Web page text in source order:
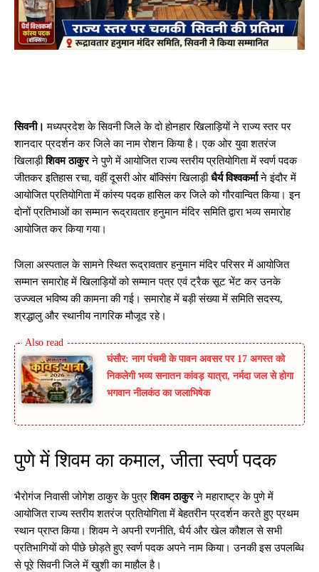
सिवनी। मध्यप्रदेश के सिवनी जिले के दो होनहार खिलाड़ियों ने राज्य स्तर पर
शानदार प्रदर्शन कर जिले का नाम रोशन किया है। एक ओर युवा शतरंज
खिलाड़ीशिवम ठाकुरने पुणे में आयोजित राज्य स्तरीय प्रतियोगिता में स्वर्ण पदक
जीतकर इतिहास रचा, वहीं दूसरी ओर बॉक्सिंग खिलाड़ीधैर्य विश्वकर्माने इंदौर में
आयोजित प्रतियोगिता में कांस्य पदक हासिल कर जिले को गौरवान्वित किया। इन
दोनों प्रतिभाओं का सम्मान रूद्रावतार हनुमान मंदिर समिति द्वारा भव्य समारोह
आयोजित कर किया गया।
जिला अस्पताल के सामने स्थित रूद्रावतार हनुमान मंदिर परिसर में आयोजित
सम्मान समारोह में खिलाड़ियों को सम्मान पत्र एवं ट्रैक सूट भेंट कर उनके
उज्ज्वल भविष्य की कामना की गई। समारोह में बड़ी संख्या में समिति सदस्य,
श्रद्धालु और स्थानीय नागरिक मौजूद रहे।
घंसौर: नाग पंचमी के पावन अवसर पर 17 अगस्त को
निकलेगी भव्य सनातन कांवड़ यात्रा, नर्मदा जल से होगा
भगवान नीलकंठ का जलाभिषेक
पुणे में शिवम का कमाल, जीता स्वर्ण पदक
भैरोगंज निवासी जोगेश ठाकुर के पुत्रशिवम ठाकुरने महाराष्ट्र के पुणे में
आयोजित राज्य स्तरीय शतरंज प्रतियोगिता में बेहतरीन प्रदर्शन करते हुए प्रथम
स्थान प्राप्त किया। शिवम ने अपनी रणनीति, धैर्य और खेल कौशल से सभी
प्रतिभागियों को पीछे छोड़ते हुए स्वर्ण पदक अपने नाम किया। उनकी इस उपलब्धि
से पूरे सिवनी जिले में खुशी का माहौल है।